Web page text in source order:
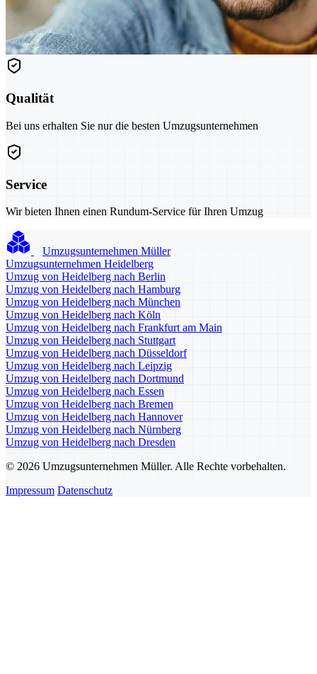
Qualität
Bei uns erhalten Sie nur die besten Umzugsunternehmen
Service
Wir bieten Ihnen einen Rundum-Service für Ihren Umzug
Umzugsunternehmen Müller
Umzugsunternehmen Heidelberg
Umzug von Heidelberg nach Berlin
Umzug von Heidelberg nach Hamburg
Umzug von Heidelberg nach München
Umzug von Heidelberg nach Köln
Umzug von Heidelberg nach Frankfurt am Main
Umzug von Heidelberg nach Stuttgart
Umzug von Heidelberg nach Düsseldorf
Umzug von Heidelberg nach Leipzig
Umzug von Heidelberg nach Dortmund
Umzug von Heidelberg nach Essen
Umzug von Heidelberg nach Bremen
Umzug von Heidelberg nach Hannover
Umzug von Heidelberg nach Nürnberg
Umzug von Heidelberg nach Dresden
© 2026 Umzugsunternehmen Müller. Alle Rechte vorbehalten.
Impressum Datenschutz